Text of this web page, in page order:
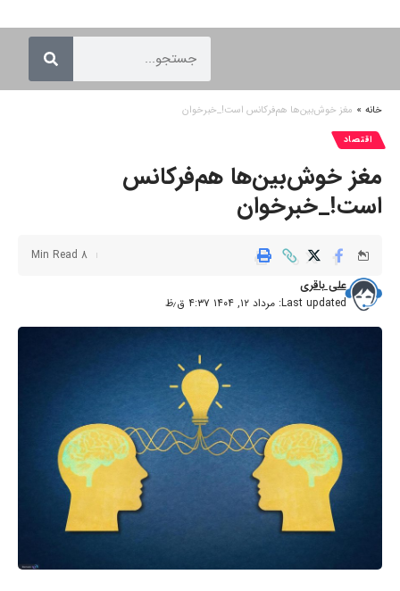
خانه » مغز خوش‌بین‌ها هم‌فرکانس است!_خبرخوان
اقتصاد
مغز خوش‌بین‌ها هم‌فرکانس
است!_خبرخوان
Last updated: مرداد ۱۲, ۱۴۰۴ ۴:۳۷ ق٫ظ
علی باقری
8 Min Read